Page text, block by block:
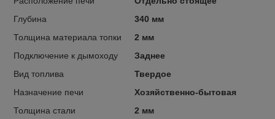
Глубина
340 мм
Толщина материала топки
2 мм
Подключение к дымоходу
Заднее
Вид топлива
Твердое
Назначение печи
Хозяйственно-бытовая
Толщина стали
2 мм